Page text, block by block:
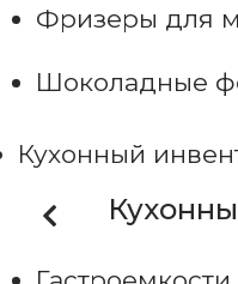
Фризеры для
Шоколадные
Кухонный